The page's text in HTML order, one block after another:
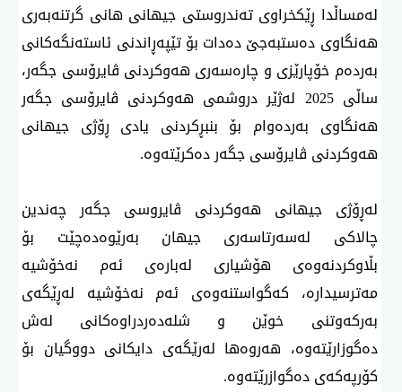
لەمساڵدا ڕێكخراوی تەندروستی جیهانی هانی گرتنەبەری
هەنگاوی دەستبەجێ دەدات بۆ تێپەڕاندنی ئاستەنگەكانی
بەردەم خۆپارێزی و چارەسەری هەوكردنی ڤایرۆسی جگەر،
ساڵی 2025 لەژێر دروشمی هەوكردنی ڤایرۆسی جگەر
هەنگاوی بەردەوام بۆ بنبڕكردنی یادی ڕۆژی جیهانی
هەوكردنی ڤایرۆسی جگەر دەكرێتەوە.
لەڕۆژی جیهانی هەوكردنی ڤایروسی جگەر چەندین
چالاكی لەسەرتاسەری جیهان بەرێوەدەچێت بۆ
بڵاوكردنەوەی هۆشیاری لەبارەی ئەم نەخۆشیە
مەترسیدارە، كەگواستنەوەی ئەم نەخۆشیە لەڕێگەی
بەركەوتنی خوێن‌ و شلەدەردراوەكانی لەش
دەگوزارێتەوە، هەروەها لەرێگەی دایكانی دووگیان بۆ
كۆرپەكەی دەگوازرێتەوە.